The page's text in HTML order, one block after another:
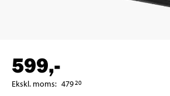
599,-
Ekskl. moms: 47920